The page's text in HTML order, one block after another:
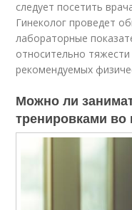
следует посетить
Гинеколог проведет
лабораторные
относительно
рекомендуемых
Можно ли
тренировками